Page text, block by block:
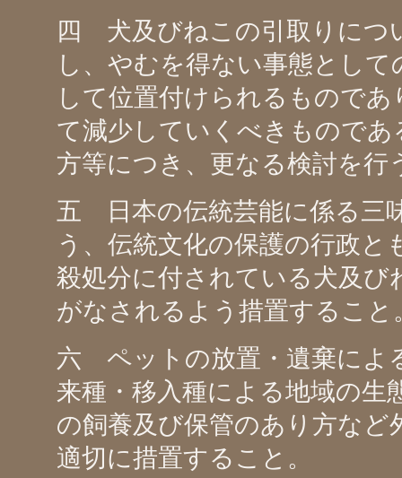
四 犬及びねこの引取りにつ
し、やむを得ない事態とし
して位置付けられるもので
て減少していくべきもので
方等につき、更なる検討を行
五 日本の伝統芸能に係る三
う、伝統文化の保護の行政
殺処分に付されている犬及
がなされるよう措置すること
六 ペットの放置・遺棄によ
来種・移入種による地域の生
の飼養及び保管のあり方など
適切に措置すること。